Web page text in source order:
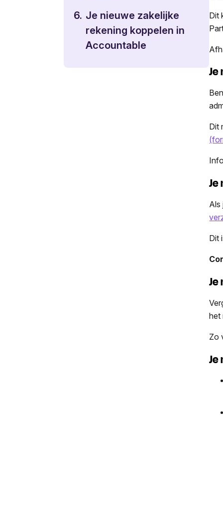
6. Je nieuwe zakelijke
rekening koppelen in
Accountable
Dit
Dit
Als
Dit
het
Zo